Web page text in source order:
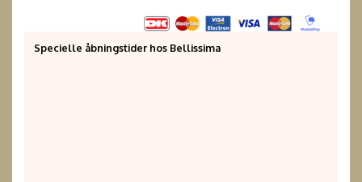
Specielle åbningstider hos Bellissima